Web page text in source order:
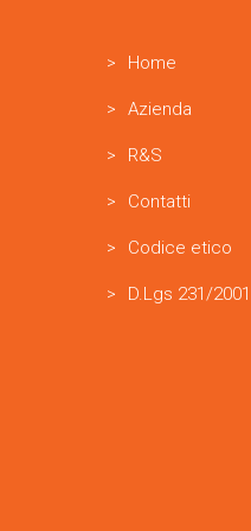
Home
Azienda
R&S
Contatti
Codice etico
D.Lgs 231/2001